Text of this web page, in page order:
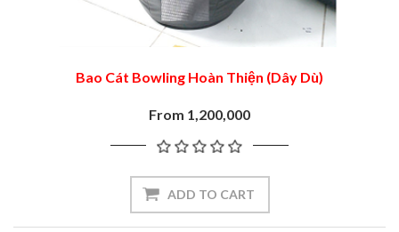
Bao Cát Bowling Hoàn Thiện (Dây Dù)
From 1,200,000